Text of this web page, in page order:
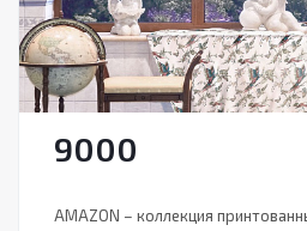
9000
AMAZON – коллекция